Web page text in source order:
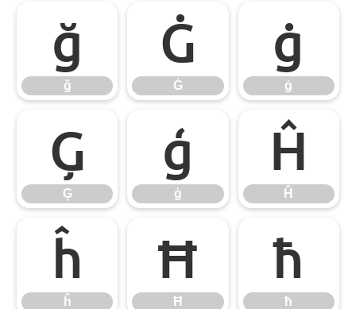
ğ
ğ
Ġ
Ġ
ġ
ġ
Ģ
Ģ
ģ
ģ
Ĥ
Ĥ
ĥ
ĥ
Ħ
Ħ
ħ
ħ